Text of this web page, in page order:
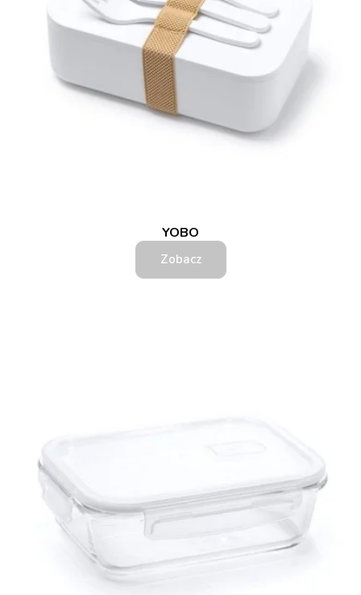
YOBO
Zobacz